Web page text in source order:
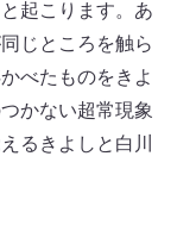
起こります。あ
じところを触ら
べたものをきよ
かない超常現象
るきよしと白川